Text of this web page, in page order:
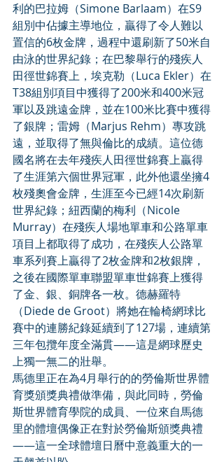
利的巴拉姆（Simone Barlaam）在S9
組別中佔據主導地位，贏得了令人難以
置信的6枚金牌，過程中還刷新了50米自
由泳的世界紀錄；在巴黎舉行的殘疾人
田徑世錦賽上，埃克勒（Luca Ekler）在
T38組別項目中獲得了200米和400米冠
軍以及跳遠金牌，並在100米比賽中獲得
了銀牌；雷姆（Marjus Rehm）專攻跳
遠，並取得了無與倫比的成績。這位德
國名將在去年殘疾人田徑世錦賽上贏得
了生涯第六個世界冠軍，此外他還坐擁4
枚殘奧會金牌，生涯至今已經14次刷新
世界紀錄；紐西蘭的梅利（Nicole
Murray）在殘疾人場地單車和公路單車
項目上都取得了成功，在殘疾人公路單
車系列賽上贏得了2枚金牌和2枚銀牌，
之後在國際單車聯盟單車世錦賽上獲得
了金、銀、銅牌各一枚。德赫羅特
（Diede de Groot）將她在輪椅網球比
賽中的連勝紀錄延續到了127場，連續第
三年包攬年度全滿貫——這是網球歷史
上獨一無二的壯舉。
馬德里正在為4月舉行的的勞倫斯世界體
育獎頒獎典禮做準備，與此同時，勞倫
斯世界體育學院的成員、一位來自馬德
里的體壇偶像正在對於勞倫斯頒獎典禮
——這一全球體壇日曆中意義重大的一